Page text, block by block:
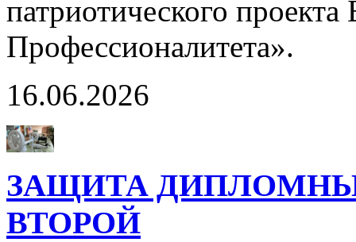
патриотического
Профессионалитета».
16.06.2026
ЗАЩИТА
ВТОРОЙ